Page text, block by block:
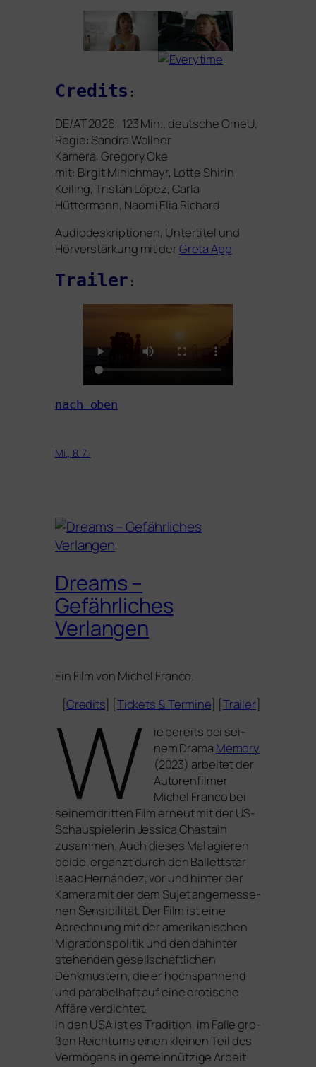
Credits :
DE/AT2026 , 123 Min., deut­sche OmeU,
Regie: Sandra Wollner
Kamera: Gregory Oke
mit: Birgit Minichmayr, Lotte Shirin
Keiling, Tristán López, Carla
Hüttermann, Naomi Elia Richard
Audiodeskriptionen, Untertitel und
Hörverstärkung mit derGreta App
Trailer :
nach oben
Mi., 8. 7.:
Dreams –
Gefährliches
Verlangen
Ein Film von Michel Franco.
[Credits] [Tickets &Termine] [Trailer]
W
ie bereits bei sei­
nem Drama Memory
(2023) arbei­tet der
Autorenfilmer
Michel Franco bei
sei­nem drit­ten Film erneut mit der US-
Schauspielerin Jessica Chastain
zusam­men. Auch die­ses Mal agie­ren
bei­de, ergänzt durch den Ballettstar
Isaac Hernández, vor und hin­ter der
Kamera mit der dem Sujet ange­mes­se­
nen Sensibilität. Der Film ist eine
Abrechnung mit der ame­ri­ka­ni­schen
Migrationspolitik und den dahin­ter
ste­hen­den gesell­schaft­li­chen
Denkmustern, die er hoch­span­nend
und para­bel­haft auf eine ero­ti­sche
Affäre ver­dich­tet.
In denUSAist es Tradition, im Falle gro­
ßen Reichtums einen klei­nen Teil des
Vermögens in gemein­nüt­zi­ge Arbeit